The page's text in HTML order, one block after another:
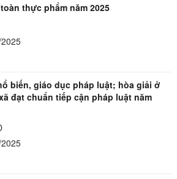
thực phẩm năm 2025
biến, giáo dục pháp luật; hòa giải ở
đạt chuẩn tiếp cận pháp luật năm